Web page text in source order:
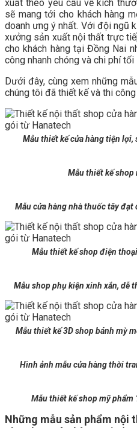
xuất theo yêu cầu về kích
sẽ mang tới cho khách hàng
doanh ưng ý nhất. Với đội ngũ
xưởng sản xuất nội thất trực
cho khách hàng tại Đồng Nai
công nhanh chóng và chi phí tối
Dưới đây, cùng xem những
chúng tôi đã thiết kế và thi
Mẫu thiết kế cửa hàng tiện
Mẫu thiết kế shop
Mẫu cửa hàng nhà thuốc tây đạt
Mẫu thiết kế shop điện
Mẫu shop phụ kiện xinh xắn, dễ
Mẫu thiết kế 3D shop bánh mỳ
Hình ảnh mẫu cửa hàng thời
Mẫu thiết kế shop mỹ phẩm
Những mẫu sản phẩm nội